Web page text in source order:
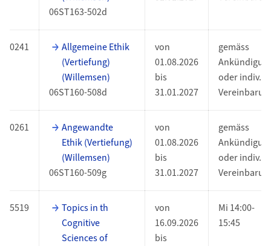
06ST163-502d
0241
Allgemeine Ethik
(Vertiefung)
(Willemsen)
06ST160-508d
von
01.08.2026
bis
31.01.2027
gemäss
oder indiv.
0261
Angewandte
Ethik (Vertiefung)
(Willemsen)
06ST160-509g
von
01.08.2026
bis
31.01.2027
gemäss
oder indiv.
5519
Topics in th
Cognitive
Sciences of
von
16.09.2026
bis
Mi 14:00-
15:45